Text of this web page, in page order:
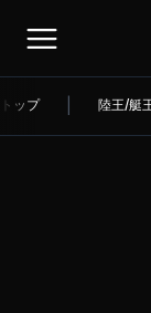
トップ 陸王/艇